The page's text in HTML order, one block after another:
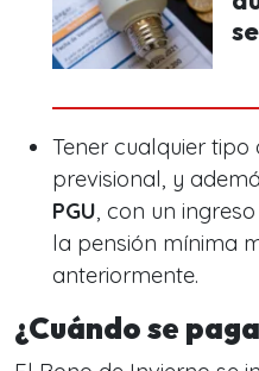
Tener cualquier
previsional, y
PGU, con un
la pensión mínima
anteriormente.
¿Cuándo se